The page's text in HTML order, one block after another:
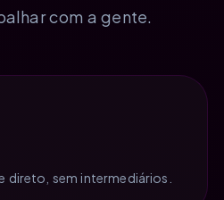
com a gente.
sem intermediários.